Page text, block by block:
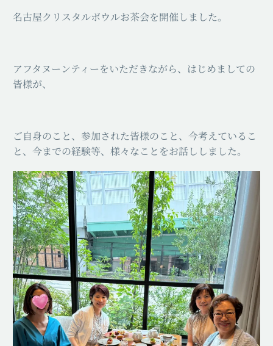
名古屋クリスタルボウルお茶会を開催しました。
アフタヌーンティーをいただきながら、はじめましての
皆様が、
ご自身のこと、参加された皆様のこと、今考えているこ
と、今までの経験等、様々なことをお話ししました。